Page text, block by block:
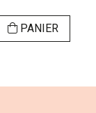
PANIER